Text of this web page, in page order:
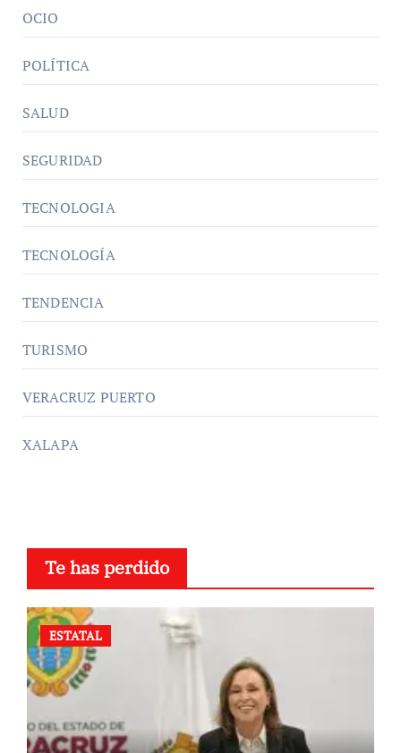
OCIO
POLÍTICA
SALUD
SEGURIDAD
TECNOLOGIA
TECNOLOGÍA
TENDENCIA
TURISMO
VERACRUZ PUERTO
XALAPA
Te has perdido
ESTATAL